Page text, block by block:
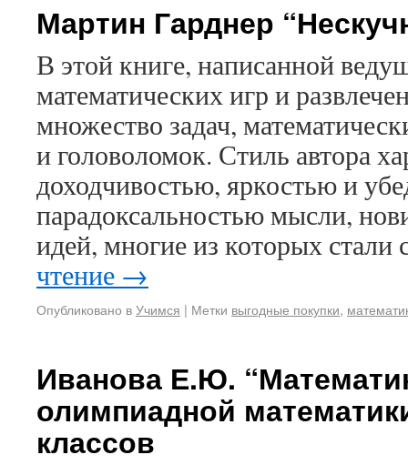
Мартин Гарднер
В этой книге, написанной
математических игр и
множество задач,
и головоломок. Стиль автора
доходчивостью, яркостью и
парадоксальностью мысли,
идей, многие из которых
чтение →
Опубликовано вУчимся | Метки выгодные покупки,
Иванова Е.Ю.
олимпиадной
классов